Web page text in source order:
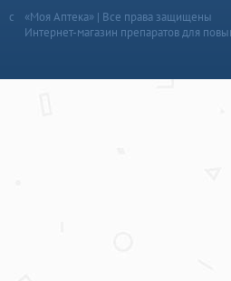
«Моя Аптека» | Все права защищены
Интернет-магазин препаратов для